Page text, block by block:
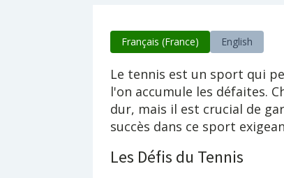
Français (France) English
Le tennis est un sport qui
l'on accumule les défaites.
dur, mais il est crucial de
succès dans ce sport
Les Défis du Tennis